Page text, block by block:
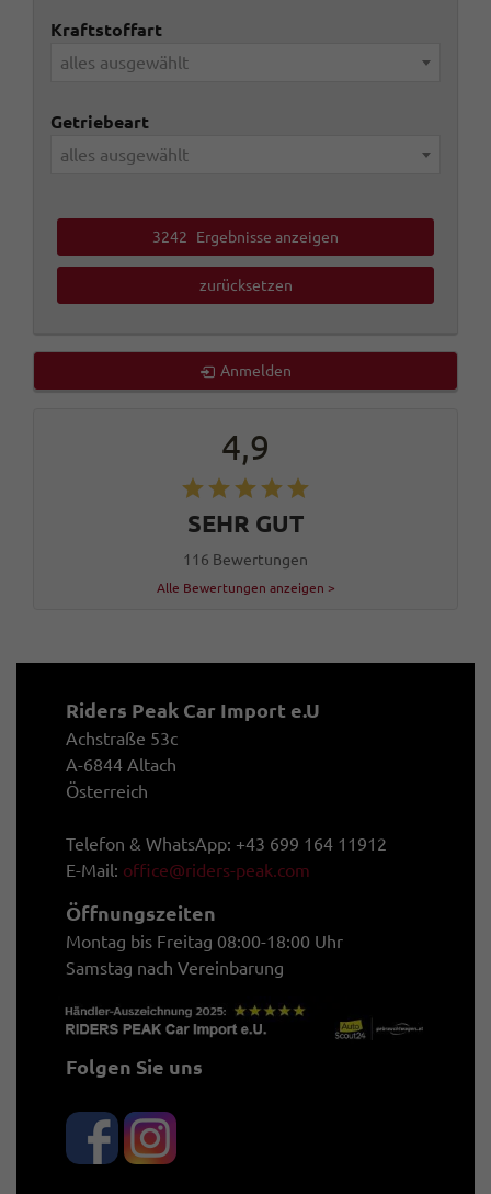
Kraftstoffart
alles ausgewählt
Getriebeart
alles ausgewählt
3242 Ergebnisse anzeigen
zurücksetzen
Anmelden
4,9
SEHR GUT
116 Bewertungen
Alle Bewertungen anzeigen >
Riders Peak Car Import e.U
Achstraße 53c
A-6844 Altach
Österreich
Telefon & WhatsApp: +43 699 164 11912
E-Mail: office@riders-peak.com
Öffnungszeiten
Montag bis Freitag 08:00-18:00 Uhr
Samstag nach Vereinbarung
Folgen Sie uns